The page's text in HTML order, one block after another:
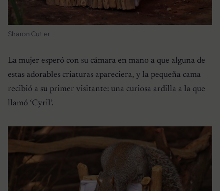
Sharon Cutler
La mujer esperó con su cámara en mano a que alguna de
estas adorables criaturas apareciera, y la pequeña cama
recibió a su primer visitante: una curiosa ardilla a la que
llamó ‘Cyril’.